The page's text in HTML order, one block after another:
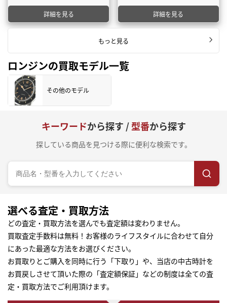
詳細を見る 詳細を見る
もっと見る
ロンジンの買取モデル一覧
その他のモデル
キーワードから探す /型番から探す
探している商品を見つける際に便利な検索です。
選べる査定・買取方法
どの査定・買取方法を選んでも査定額は変わりません。
買取査定手数料は無料！お客様のライフスタイルに合わせて自分
にあった最適な方法をお選びください。
お買取りとご購入を同時に行う「下取り」や、当店の中古時計を
お買戻しさせて頂いた際の「査定額保証」などの制度は全ての査
定・買取方法でご利用頂けます。